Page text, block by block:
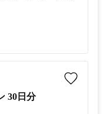
30日分